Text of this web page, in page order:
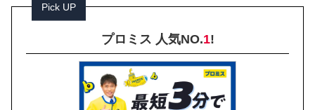
Pick UP
プロミス 人気NO.1!